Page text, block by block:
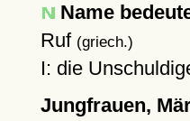
Name
Ruf (griech.)
I: die
Jungfrauen,